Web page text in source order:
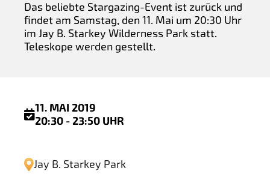
Das beliebte Stargazing-Event ist zurück und
findet am Samstag, den 11. Mai um 20:30 Uhr
im Jay B. Starkey Wilderness Park statt.
Teleskope werden gestellt.
11. MAI 2019
20:30 - 23:50 UHR
Jay B. Starkey Park